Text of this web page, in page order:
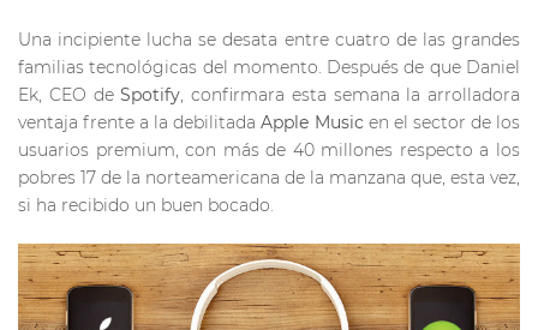
Una incipiente lucha se desata entre cuatro de las grandes
familias tecnológicas del momento. Después de que Daniel
Ek, CEO deSpotify, confirmara esta semana la arrolladora
ventaja frente a la debilitadaApple Music en el sector de los
usuarios premium, con más de 40 millones respecto a los
pobres 17 de la norteamericana de la manzana que, esta vez,
si ha recibido un buen bocado.